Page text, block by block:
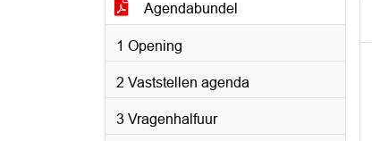
Agendabundel
1 Opening
2 Vaststellen agenda
3 Vragenhalfuur